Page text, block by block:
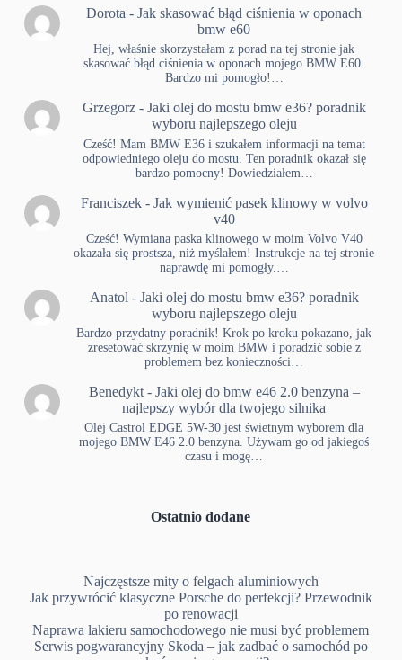
Dorota -Jak skasować błąd ciśnienia w oponach
bmw e60
Hej, właśnie skorzystałam z porad na tej stronie jak
skasować błąd ciśnienia w oponach mojego BMW E60.
Bardzo mi pomogło!…
Grzegorz- Jaki olej do mostu bmw e36? poradnik
wyboru najlepszego oleju
Cześć! Mam BMW E36 i szukałem informacji na temat
odpowiedniego oleju do mostu. Ten poradnik okazał się
bardzo pomocny! Dowiedziałem…
Franciszek- Jak wymienić pasek klinowy w volvo
v40
Cześć! Wymiana paska klinowego w moim Volvo V40
okazała się prostsza, niż myślałem! Instrukcje na tej stronie
naprawdę mi pomogły.…
Anatol - Jaki olej do mostu bmw e36? poradnik
wyboru najlepszego oleju
Bardzo przydatny poradnik! Krok po kroku pokazano, jak
zresetować skrzynię w moim BMW i poradzić sobie z
problemem bez konieczności…
Benedykt- Jaki olej do bmw e46 2.0 benzyna –
najlepszy wybór dla twojego silnika
Olej Castrol EDGE 5W-30 jest świetnym wyborem dla
mojego BMW E46 2.0 benzyna. Używam go od jakiegoś
czasu i mogę…
Ostatnio dodane
Najczęstsze mity o felgach aluminiowych
Jak przywrócić klasyczne Porsche do perfekcji? Przewodnik
po renowacji
Naprawa lakieru samochodowego nie musi być problemem
Serwis pogwarancyjny Skoda – jak zadbać o samochód po